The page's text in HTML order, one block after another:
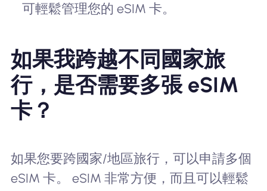
可輕鬆管理您的 eSIM 卡。
如果我跨越不同國家旅
行，是否需要多張 eSIM
卡？
如果您要跨國家/地區旅行，可以申請多個
eSIM 卡。 eSIM 非常方便，而且可以輕鬆